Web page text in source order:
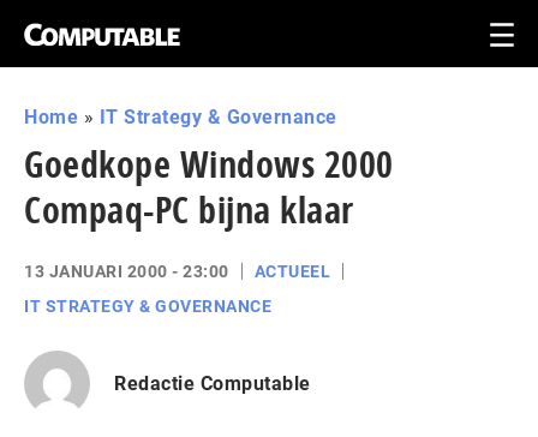
Home » IT Strategy & Governance
Goedkope Windows 2000
Compaq-PC bijna klaar
13 JANUARI 2000 - 23:00
ACTUEEL
IT STRATEGY & GOVERNANCE
Redactie Computable